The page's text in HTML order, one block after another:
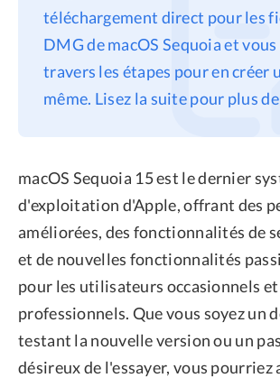
Politique de
remboursement
téléchargement direct pour les
DMG de macOS Sequoia et vous
travers les étapes pour en créer
même. Lisez la suite pour plus
macOS Sequoia 15 est le dernier
d'exploitation d'Apple, offrant des
améliorées, des fonctionnalités de
et de nouvelles fonctionnalités
pour les utilisateurs occasionnels et
professionnels. Que vous soyez un
testant la nouvelle version ou un
désireux de l'essayer, vous pourriez